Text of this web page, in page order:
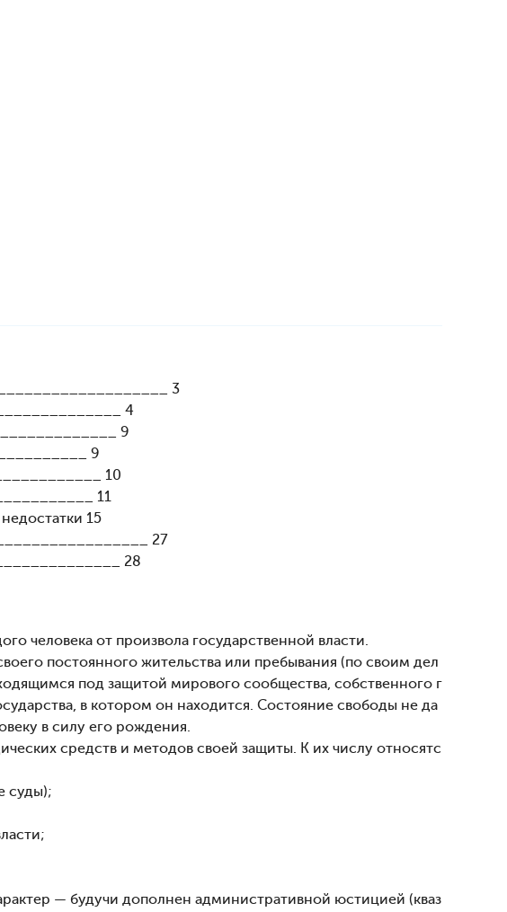
3
4
9
9
10
11
15
27
28
человека от произвола государственной власти.
постоянного жительства или пребывания (по своим дел
под защитой мирового сообщества, собственного г
в котором он находится. Состояние свободы не да
в силу его рождения.
средств и методов своей защиты. К их числу относятс
суды);
— будучи дополнен административной юстицией (кваз